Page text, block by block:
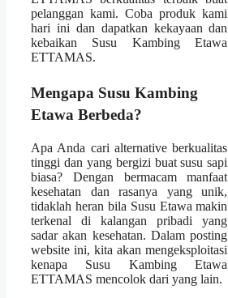
pelanggan kami. Coba produk kami
hari ini dan dapatkan kekayaan dan
kebaikan Susu Kambing Etawa
ETTAMAS.
Mengapa Susu Kambing
Etawa Berbeda?
Apa Anda cari alternative berkualitas
tinggi dan yang bergizi buat susu sapi
biasa? Dengan bermacam manfaat
kesehatan dan rasanya yang unik,
tidaklah heran bila Susu Etawa makin
terkenal di kalangan pribadi yang
sadar akan kesehatan. Dalam posting
website ini, kita akan mengeksploitasi
kenapa Susu Kambing Etawa
ETTAMAS mencolok dari yang lain.